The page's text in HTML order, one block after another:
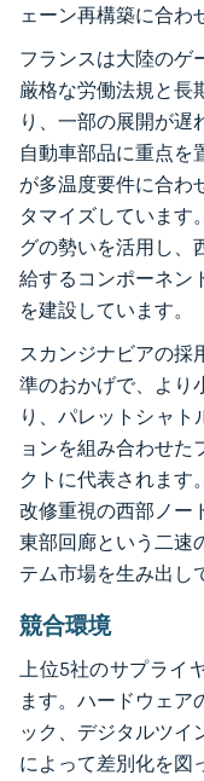
ェーン再構築に合わ
フランスは大陸のゲ
厳格な労働法規と長
り、一部の展開が遅
自動車部品に重点を
が多温度要件に合わ
タマイズしています
グの勢いを活用し、
給するコンポーネン
を建設しています。
スカンジナビアの採
準のおかげで、より
り、パレットシャト
ョンを組み合わせた
クトに代表されます
改修重視の西部ノー
東部回廊という二速
テム市場を生み出し
競合環境
上位5社のサプライ
ます。ハードウェア
ック、デジタルツイ
によって差別化を図